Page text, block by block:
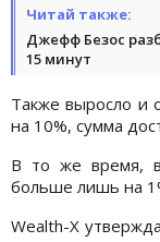
Читай также:
Джефф Безос
15 минут
Также выросло и
на 10%, сумма
В то же время,
больше лишь на
Wealth-X